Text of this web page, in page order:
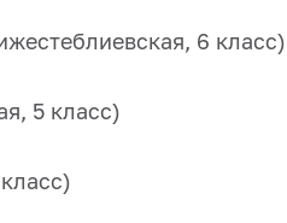
6 класс)
5 класс)